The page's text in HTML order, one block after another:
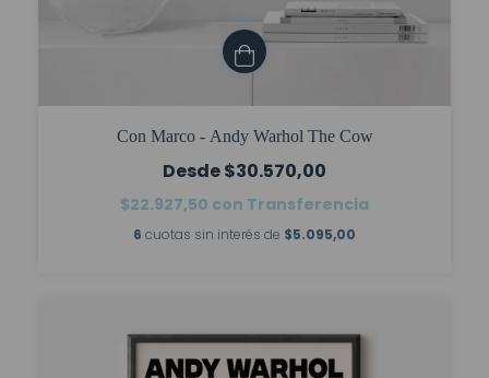
Con Marco - Andy Warhol The Cow
$30.570,00
$22.927,50 con Transferencia
6 cuotas sin interés de $5.095,00